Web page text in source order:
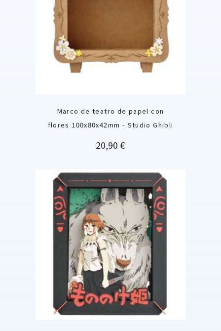
Marco de teatro de papel con
flores 100x80x42mm - Studio Ghibli
Precio
20,90 €